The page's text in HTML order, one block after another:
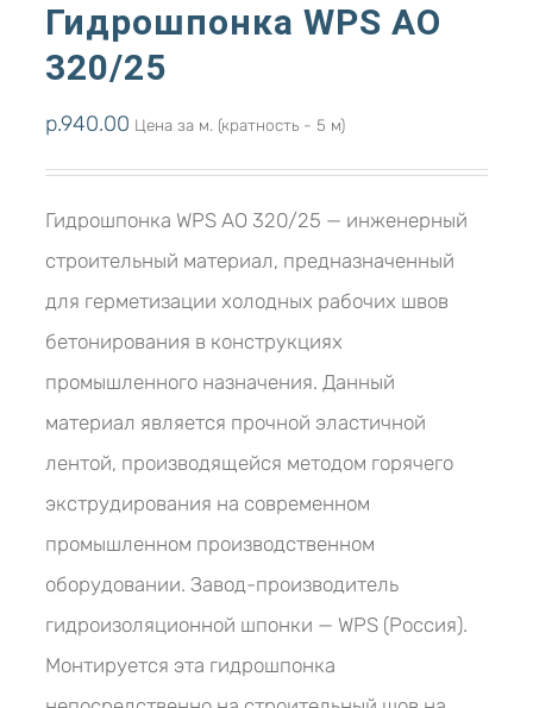
Гидрошпонка WPS АО
320/25
р.940.00 Цена за м. (кратность - 5 м)
Гидрошпонка WPS АО 320/25 — инженерный
строительный материал, предназначенный
для герметизации холодных рабочих швов
бетонирования в конструкциях
промышленного назначения. Данный
материал является прочной эластичной
лентой, производящейся методом горячего
экструдирования на современном
промышленном производственном
оборудовании. Завод-производитель
гидроизоляционной шпонки — WPS (Россия).
Монтируется эта гидрошпонка